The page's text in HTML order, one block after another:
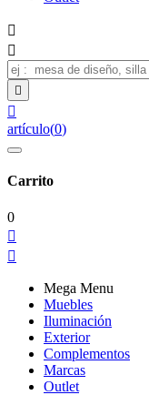




artículo(0)
Carrito
0


Mega Menu
Muebles
Iluminación
Exterior
Complementos
Marcas
Outlet